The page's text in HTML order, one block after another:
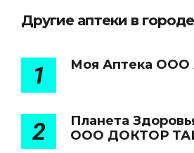
Другие аптеки в
1 Моя Аптека ООО
2
Планета
ООО ДОКТОР